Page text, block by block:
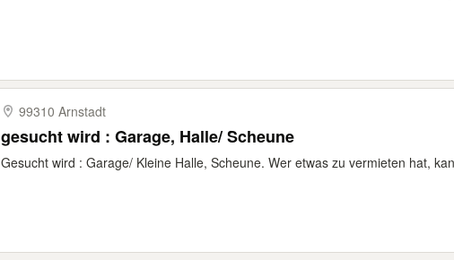
99310 Arnstadt
gesucht wird : Garage, Halle/ Scheune
Gesucht wird : Garage/ Kleine Halle, Scheune. Wer etwas zu vermieten hat,